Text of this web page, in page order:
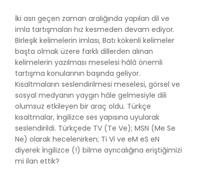
İki asrı geçen zaman aralığında yapılan dil ve
imla tartışmaları hız kesmeden devam ediyor.
Birleşik kelimelerin imlası, Batı kökenli kelimeler
başta olmak üzere farklı dillerden alınan
kelimelerin yazılması meselesi hâlâ önemli
tartışma konularının başında geliyor.
Kısaltmaların seslendirilmesi meselesi, görsel ve
sosyal medyanın yaygın hâle gelmesiyle dili
olumsuz etkileyen bir araç oldu. Türkçe
kısaltmalar, İngilizce ses yapısına uyularak
seslendirildi. Türkçede TV (Te Ve); MSN (Me Se
Ne) olarak hecelenirken; Ti Vi ve eM eS eN
diyerek İngilizce (!) bilme ayrıcalığına eriştiğimizi
mi ilan ettik?